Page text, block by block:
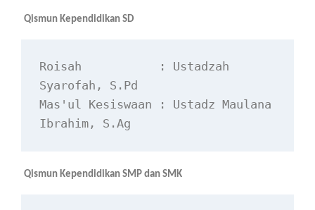
Qismun Kependidikan SD
Roisah           : Ustadzah
Syarofah, S.Pd
Mas'ul Kesiswaan : Ustadz Maulana
Ibrahim, S.Ag
Qismun Kependidikan SMP dan SMK